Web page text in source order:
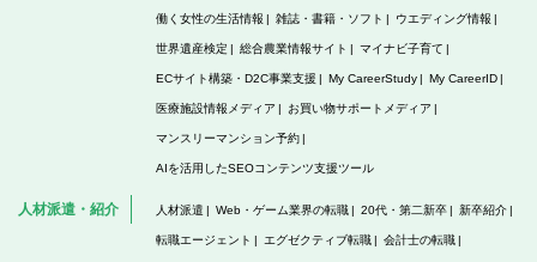
働く女性の生活情報 雑誌・書籍・ソフト ウエディング情報
世界遺産検定 総合農業情報サイト マイナビ子育て
ECサイト構築・D2C事業支援 My CareerStudy My CareerID
医療施設情報メディア お買い物サポートメディア
マンスリーマンション予約
AIを活用したSEOコンテンツ支援ツール
人材派遣・紹介 人材派遣 Web・ゲーム業界の転職 20代・第二新卒 新卒紹介
転職エージェント エグゼクティブ転職 会計士の転職